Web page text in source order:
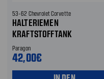
53-62 Chevrolet Corvette
HALTERIEMEN
KRAFTSTOFFTANK
Paragon
42,00€